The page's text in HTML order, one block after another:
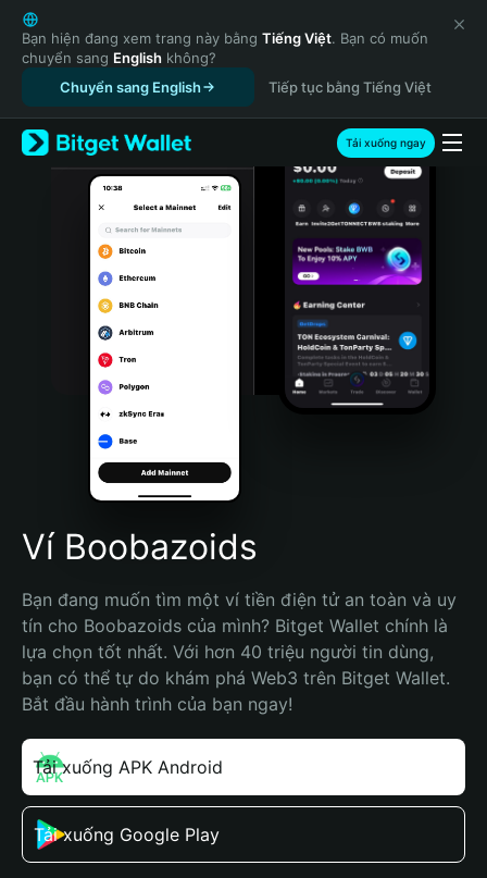
English
日本語
Tiếng Việt
Русский
Español (Latinoamérica)
Türkçe
Italiano
Português (Portugal)
Bahasa Indonesia
Português (Brasil)
Español (Argentina)
Bạn hiện đang xem trang này bằng Tiếng Việt. Bạn có muốn
chuyển sang English không?
Chuyển sang English
Tiếp tục bằng Tiếng Việt
Tải xuống ngay
Ví Boobazoids
Bạn đang muốn tìm một ví tiền điện tử an toàn và uy
tín cho Boobazoids của mình? Bitget Wallet chính là
lựa chọn tốt nhất. Với hơn 40 triệu người tin dùng,
bạn có thể tự do khám phá Web3 trên Bitget Wallet.
Bắt đầu hành trình của bạn ngay!
Tải xuống APK Android
Tải xuống Google Play